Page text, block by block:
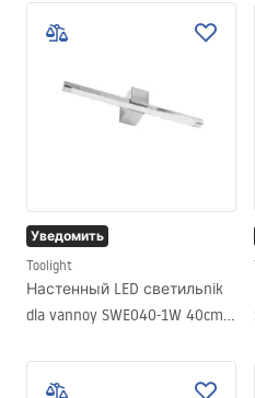
Уведомить
Toolight
Настенный LED светильnik
dla vannoy SWE040-1W 40cm